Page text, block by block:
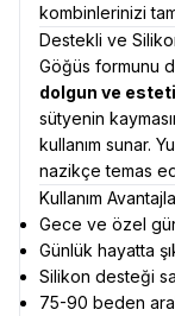
kombinlerinizi
Destekli ve
Göğüs formunu
dolgun ve
sütyenin
kullanım sunar.
nazikçe temas
Kullanım
Gece ve özel
Günlük hayatta
Silikon desteği
75-90 beden